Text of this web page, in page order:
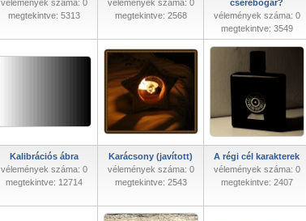
vélemények száma: 0
megtekintve: 5313
vélemények száma: 0
megtekintve: 2568
cserebogár?
vélemények száma: 0
megtekintve: 3549
Kalibrációs ábra
vélemények száma: 0
megtekintve: 12714
Karácsony (javított)
vélemények száma: 0
megtekintve: 2543
A régi cél karakterek
vélemények száma: 0
megtekintve: 2407